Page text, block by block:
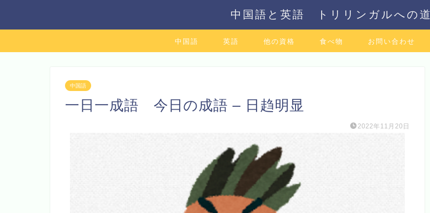
中国語と英語 トリリンガルへの道
中国語 英語 他の資格 食べ物 お問い合わせ
中国語
一日一成語 今日の成語 – 日趋明显
2022年11月20日